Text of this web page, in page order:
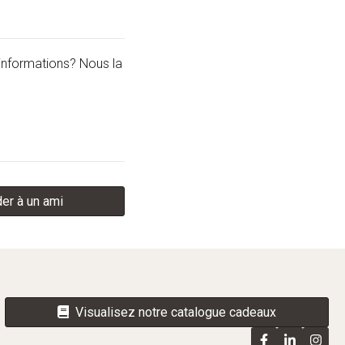
Nous la
à un ami
Visualisez notre catalogue cadeaux